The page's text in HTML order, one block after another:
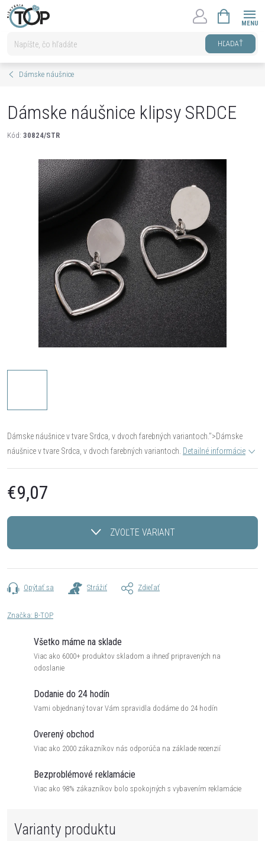
Prejsť
na
HĽADAŤ
KOŠÍK
Dámske náušnice
Dámske náušnice klipsy SRDCE
Kód: 30824/STR
Dámske náušnice v tvare Srdca, v dvoch farebných variantoch.">Dámske
náušnice v tvare Srdca, v dvoch farebných variantoch. Detailné informácie
€9,07
cena:
ZVOĽTE VARIANT
Opýtať sa Strážiť Zdieľať
Značka: B-TOP
Všetko máme na sklade
Viac ako 6000+ produktov skladom a ihneď pripravených na
odoslanie
Dodanie do 24 hodín
Vami objednaný tovar Vám spravidla dodáme do 24 hodín
Overený obchod
Viac ako 2000 zákazníkov nás odporúča na základe recenzií
Bezproblémové reklamácie
Viac ako 98% zákazníkov bolo spokojných s vybavením reklamácie